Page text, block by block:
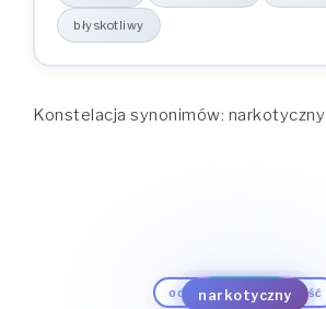
błyskotliwy
Konstelacja synonimów: narkotyczny
narkotyczny
odbierający świadomość
odurzający
oszałamiający
otumaniający
przemożny
udzielający się
upajający
upojny
zaraźliwy
uzależniający
wciągający
błyskotliwy